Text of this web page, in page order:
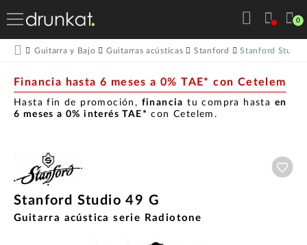
0
Guitarra y Bajo Guitarras acústicas Stanford Stanford Studio
Financia hasta 6 meses a 0% TAE* con Cetelem
Hasta fin de promoción, financia tu compra hasta en
6 meses a 0% interés TAE* con Cetelem.
Stanford Studio 49 G
Guitarra acústica serie Radiotone